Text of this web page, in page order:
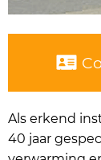
Als erkend
40 jaar